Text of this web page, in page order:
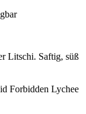
Litschi. Saftig, süß
Forbidden Lychee